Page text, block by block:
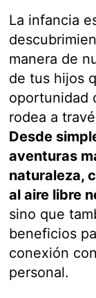
La infancia
manera de
de tus hijos
oportunidad
rodea a
Desde
aventuras
naturaleza,
al aire libre
sino que
beneficios
conexión
personal.